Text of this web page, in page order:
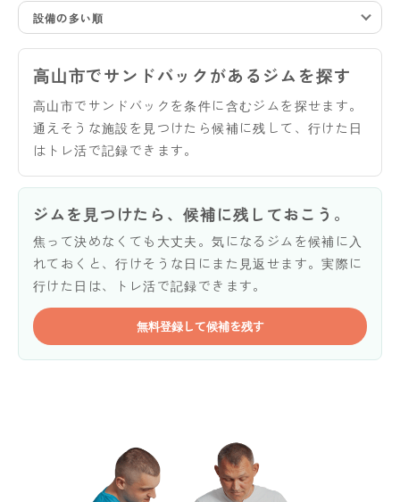
設備の多い順
高山市でサンドバックがあるジムを探す
高山市でサンドバックを条件に含むジムを探せます。
通えそうな施設を見つけたら候補に残して、行けた日
はトレ活で記録できます。
ジムを見つけたら、候補に残しておこう。
焦って決めなくても大丈夫。気になるジムを候補に入
れておくと、行けそうな日にまた見返せます。実際に
行けた日は、トレ活で記録できます。
無料登録して候補を残す